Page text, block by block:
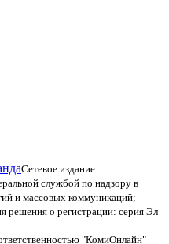
Сетевое издание
службой по надзору в
и массовых коммуникаций;
решения о регистрации: серия Эл
"КомиОнлайн"